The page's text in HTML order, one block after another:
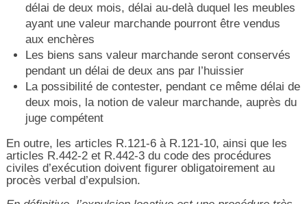
délai de deux mois, délai au-delà duquel les meubles
ayant une valeur marchande pourront être vendus
aux enchères
Les biens sans valeur marchande seront conservés
pendant un délai de deux ans par l’huissier
La possibilité de contester, pendant ce même délai de
deux mois, la notion de valeur marchande, auprès du
juge compétent
En outre, les articles R.121-6 à R.121-10, ainsi que les
articles R.442-2 et R.442-3 du code des procédures
civiles d’exécution doivent figurer obligatoirement au
procès verbal d’expulsion.